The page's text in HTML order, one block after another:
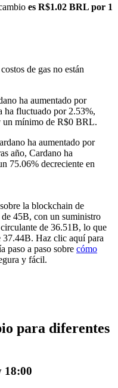
preciosos y materias
garantía
es R$1.02 BRL por 1
de gas no están
ha aumentado por
ha fluctuado por 2.53%,
un mínimo de R$0 BRL.
ha aumentado por
año, Cardano ha
75.06% decreciente en
la blockchain de
45B, con un suministro
de 36.51B, lo que
37.44B. Haz clic aquí para
paso a paso sobre cómo
y fácil.
para diferentes
18:00